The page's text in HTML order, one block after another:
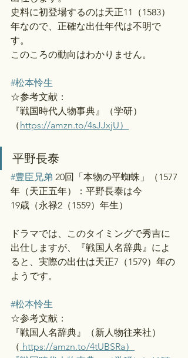
史料に初登場するのは天正11（1583）
年なので、正確な出仕年代は不明で
す。
このころの動向はわかりません。
#松本怜生
☆参考文献：
『戦国時代人物事典』（学研）
（https://amzn.to/4sJJxjU）
平野長泰
#豊臣兄弟 20回「本物の平蜘蛛」（1577
年（天正五年）：平野長泰は今
19歳（永禄2（1559）年生）
ドラマでは、このタイミングで秀吉に
出仕しますが、『戦国人名辞典』によ
ると、実際の出仕は天正7（1579）年の
ようです。
#松本怜生
☆参考文献：
『戦国人名辞典』（新人物往来社）
（ https://amzn.to/4tUBSRa）